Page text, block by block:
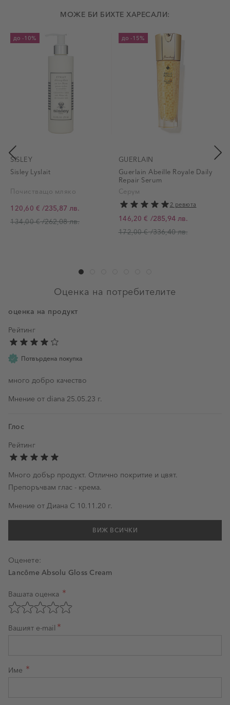
МОЖЕ БИ БИХТЕ ХАРЕСАЛИ:
до -10%
SISLEY
Sisley Lyslait
Почистващо мляко
Промо цена
120,60 € /235,87 лв.
134,00 €/262,08 лв.
до -15%
GUERLAIN
Guerlain Abeille Royale Daily
Repair Serum
Серум
2 ревюта
Промо цена
146,20 € /285,94 лв.
172,00 €/336,40 лв.
Оценка на потребителите
oценка на продукт
Рейтинг
Потвърдена покупка
много добро качество
Мнение от diana 25 май 2023 г.
25.05.23 г.
Глос
Рейтинг
Много добър продукт. Отлично покритие и цвят.
Препоръчвам глас - крема.
Мнение от Диана С 10 ноември 2020 г.
10.11.20 г.
ВИЖ ВСИЧКИ
Оценете:
Lancôme Absolu Gloss Cream
Оценка на продукт
Вашата оценка
Оценете с 1 звезда от 5
Оценете с 2 звезди от 5
Оценете с 3 звезди от 5
Оценете с 4 звезди от 5
Оценете с 5 звезди от 5
Вашият e-mail
Име